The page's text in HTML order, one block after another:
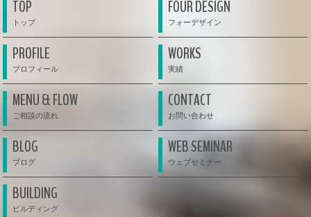
TOP FOUR DESIGN
PROFILE WORKS
MENU & FLOW CONTACT
BLOG WEB SEMINAR
BUILDING